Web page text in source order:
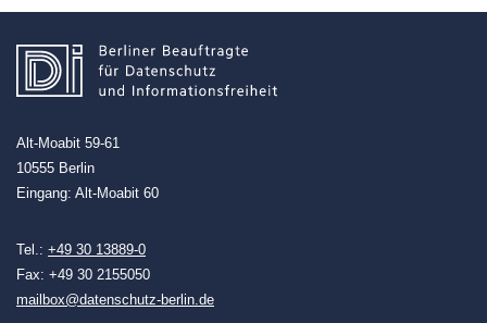
Alt-Moabit 59-61
10555 Berlin
Eingang: Alt-Moabit 60
Tel.: +49 30 13889-0
Fax: +49 30 2155050
mailbox@datenschutz-berlin.de